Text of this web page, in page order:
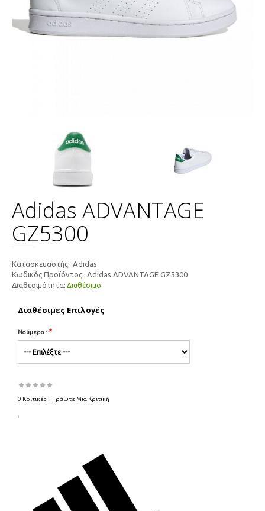
Adidas ADVANTAGE
GZ5300
Κατασκευαστής: Adidas
Κωδικός Προϊόντος: Adidas ADVANTAGE GZ5300
Διαθεσιμότητα: Διαθέσιμο
Διαθέσιμες Επιλογές
Νούμερο : *
0 Κριτικές | Γράψτε Μια Κριτική